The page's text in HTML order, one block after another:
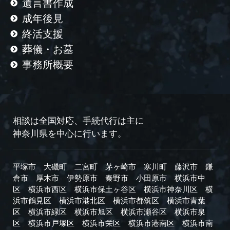
遺言書作成
成年後見
終活支援
葬儀・お墓
事務所概要
相談は全国対応、手続代行は主に
神奈川県を中心に行います。
平塚市 大磯町 二宮町 茅ヶ崎市 寒川町 藤沢市
鎌
倉市
厚木市 伊勢原市 秦野市 小田原市
横浜市中
区
横浜市西区 横浜市保土ヶ谷区 横浜市神奈川区
横
浜市鶴見区
横浜市港北区 横浜市都筑区
横浜市青葉
区
横浜市緑区 横浜市旭区 横浜市瀬谷区
横浜市泉
区
横浜市戸塚区 横浜市栄区 横浜市港南区 横浜市南